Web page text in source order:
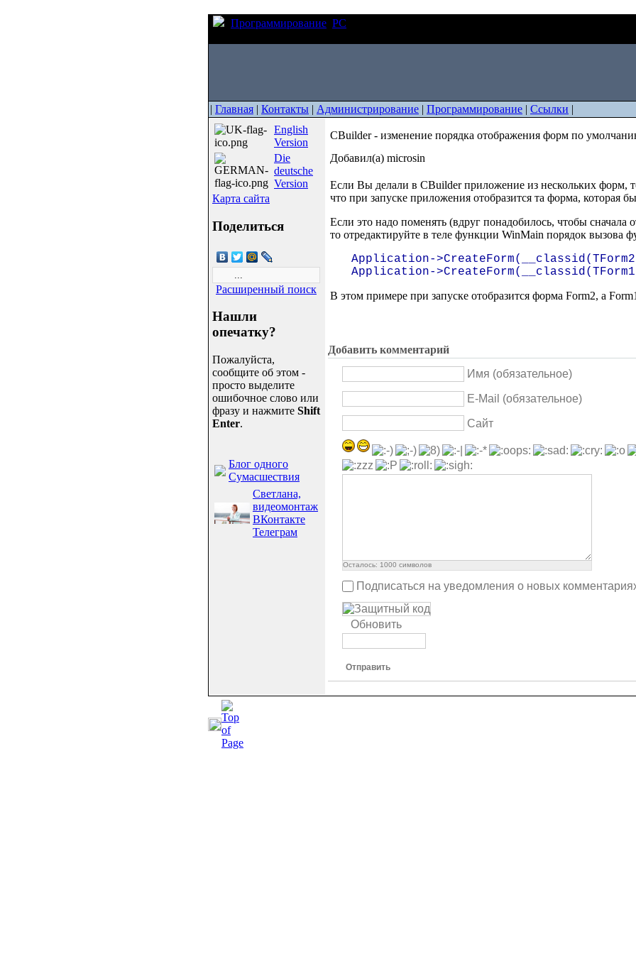
Программирование PC
| Главная | Контакты | Администрирование | Программирование | Ссылки |
English
Version
Die
deutsche
Version
Карта сайта
Поделиться
Расширенный поиск
Нашли
опечатку?
Пожалуйста,
сообщите об этом -
просто выделите
ошибочное слово или
фразу и нажмите Shift
Enter.
Блог одного
Сумасшествия
Светлана,
видеомонтаж
ВКонтакте
Телеграм
CBuilder - изменение порядка отображения форм по
Добавил(а) microsin
Если Вы делали в CBuilder приложение из нескольких форм,
что при запуске приложения отобразится та форма, которая
Если это надо поменять (вдруг понадобилось, чтобы сначала
то отредактируйте в теле функции WinMain порядок вызова
Application-
Application-
В этом примере при запуске отобразится форма Form2, а
Добавить комментарий
Имя (обязательное)
E-Mail (обязательное)
Сайт
Осталось: 1000 символов
Подписаться на уведомления о новых
Обновить
Отправить